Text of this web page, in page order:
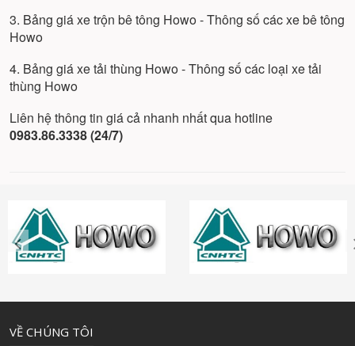
3. Bảng giá xe trộn bê tông Howo - Thông số các xe bê tông
Howo
4. Bảng giá xe tải thùng Howo - Thông số các loại xe tải
thùng Howo
Liên hệ thông tin giá cả nhanh nhất qua hotline
0983.86.3338 (24/7)
VỀ CHÚNG TÔI